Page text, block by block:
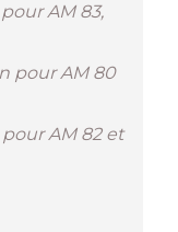
pour AM 83,
pour AM 80
AM 82 et